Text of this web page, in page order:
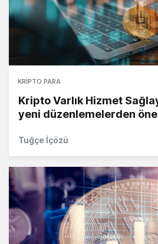
KRIPTO PARA
Kripto Varlık Hizmet
yeni düzenlemelerden öne
Tuğçe İçözü